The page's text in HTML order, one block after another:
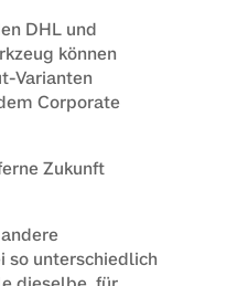
DHL und
können
Varianten
Corporate
Zukunft
so unterschiedlich